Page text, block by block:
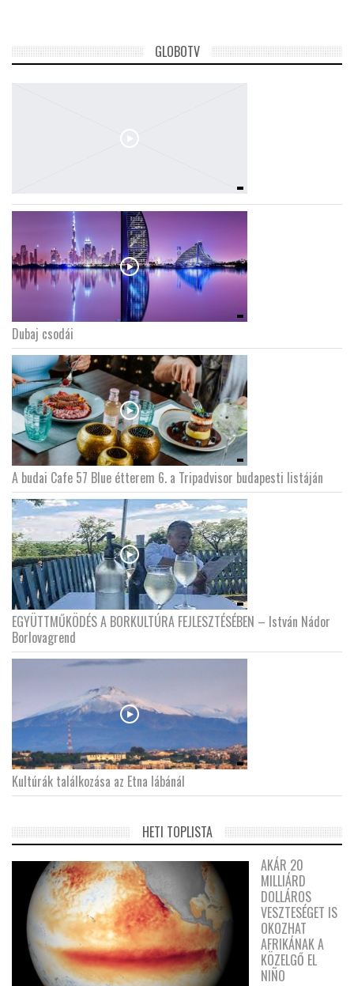
GLOBOTV
Dubaj csodái
A budai Cafe 57 Blue étterem 6. a Tripadvisor budapesti listáján
EGYÜTTMŰKÖDÉS A BORKULTÚRA FEJLESZTÉSÉBEN – István Nádor
Borlovagrend
Kultúrák találkozása az Etna lábánál
HETI TOPLISTA
AKÁR 20
MILLIÁRD
DOLLÁROS
VESZTESÉGET IS
OKOZHAT
AFRIKÁNAK A
KÖZELGŐ EL
NIÑO